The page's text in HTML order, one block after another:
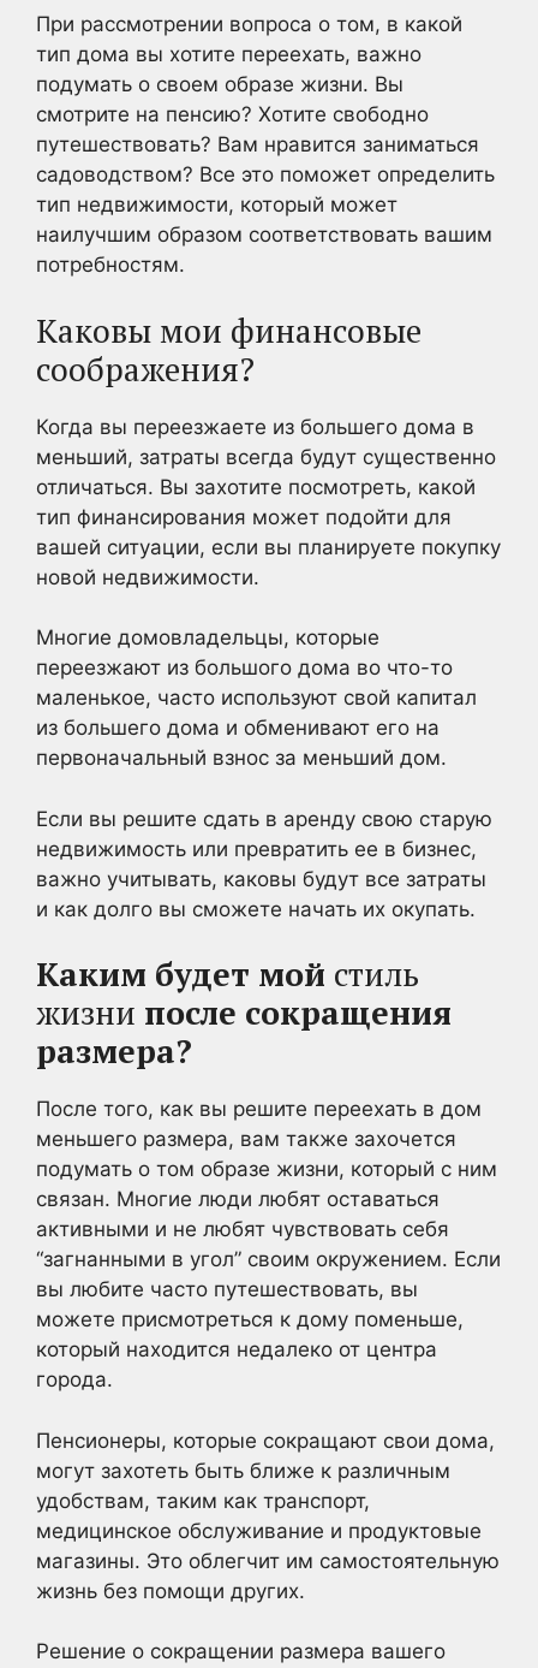
При рассмотрении вопроса о том, в какой
тип дома вы хотите переехать, важно
подумать о своем образе жизни. Вы
смотрите на пенсию? Хотите свободно
путешествовать? Вам нравится заниматься
садоводством? Все это поможет определить
тип недвижимости, который может
наилучшим образом соответствовать вашим
потребностям.
Каковы мои финансовые
соображения?
Когда вы переезжаете из большего дома в
меньший, затраты всегда будут существенно
отличаться. Вы захотите посмотреть, какой
тип финансирования может подойти для
вашей ситуации, если вы планируете покупку
новой недвижимости.
Многие домовладельцы, которые
переезжают из большого дома во что-то
маленькое, часто используют свой капитал
из большего дома и обменивают его на
первоначальный взнос за меньший дом.
Если вы решите сдать в аренду свою старую
недвижимость или превратить ее в бизнес,
важно учитывать, каковы будут все затраты
и как долго вы сможете начать их окупать.
Каким будет мой стиль
жизни после сокращения
размера?
После того, как вы решите переехать в дом
меньшего размера, вам также захочется
подумать о том образе жизни, который с ним
связан. Многие люди любят оставаться
активными и не любят чувствовать себя
“загнанными в угол” своим окружением. Если
вы любите часто путешествовать, вы
можете присмотреться к дому поменьше,
который находится недалеко от центра
города.
Пенсионеры, которые сокращают свои дома,
могут захотеть быть ближе к различным
удобствам, таким как транспорт,
медицинское обслуживание и продуктовые
магазины. Это облегчит им самостоятельную
жизнь без помощи других.
Решение о сокращении размера вашего